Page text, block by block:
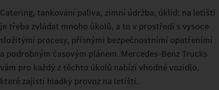
Catering, tankování paliva, zimní údržba, úklid: na letišti
je třeba zvládat mnoho úkolů, a to v prostředí s vysoce
složitými procesy, přísnými bezpečnostními opatřeními
a podrobným časovým plánem. Mercedes-Benz Trucks
vám pro každý z těchto úkolů nabízí vhodné vozidlo,
které zajistí hladký provoz na letišti.